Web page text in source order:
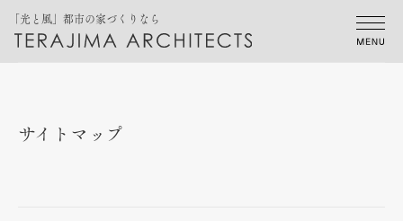
「光と風」都市の家づくりなら
サイトマップ